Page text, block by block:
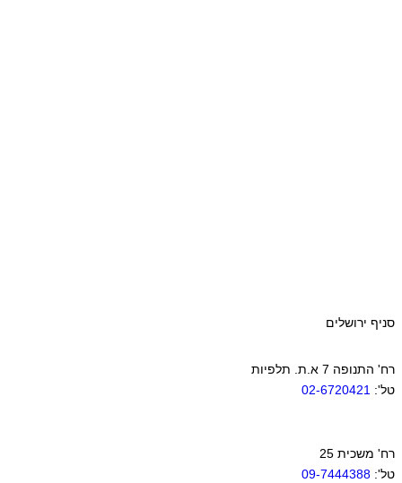
סניף ירושלים
רח' התנופה 7 א.ת. תלפיות
טל': 02-6720421
רח' משכית 25
טל': 09-7444388